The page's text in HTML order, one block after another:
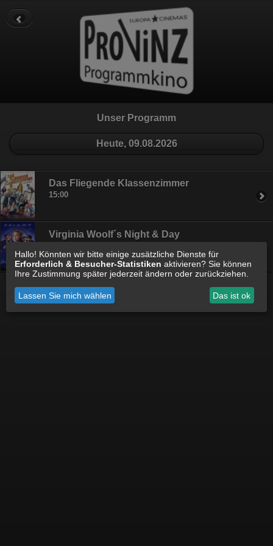
Unser Programm
Heute, 09.08.2026
Das Fliegende Klassenzimmer
15:00
Virginia Woolf´s Night & Day
Datenschutz Impressum Cookie Einstellungen
Datenschutz Impressum Cookie Einstellungen
Hallo! Könnten wir bitte einige zusätzliche Dienste für
Erforderlich & Besucher-Statistiken aktivieren? Sie können
Ihre Zustimmung später jederzeit ändern oder zurückziehen.
Lassen Sie mich wählen Das ist ok